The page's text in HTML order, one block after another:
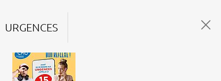
URGENCES